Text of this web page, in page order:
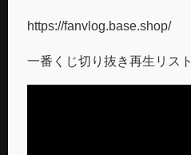
https://fanvlog.base.shop/
一番くじ切り抜き再生リスト